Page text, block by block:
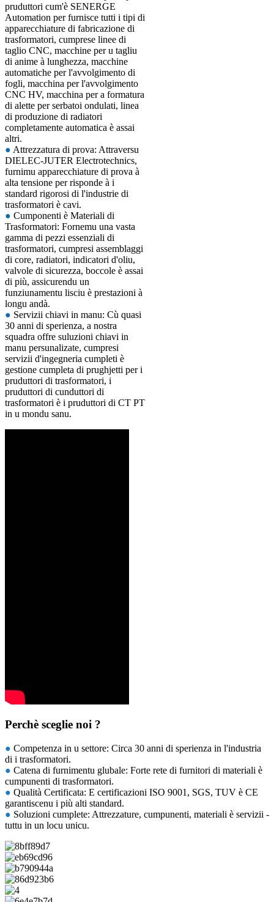
pruduttori cum'è SENERGE
Automation per furnisce tutti i tipi di
apparecchiature di fabricazione di
trasformatori, cumprese linee di
taglio CNC, macchine per u tagliu
di anime à lunghezza, macchine
automatiche per l'avvolgimento di
fogli, macchina per l'avvolgimento
CNC HV, macchina per a formatura
di alette per serbatoi ondulati, linea
di produzione di radiatori
completamente automatica è assai
altri.
● Attrezzatura di prova: Attraversu
DIELEC-JUTER Electrotechnics,
furnimu apparecchiature di prova à
alta tensione per risponde à i
standard rigorosi di l'industrie di
trasformatori è cavi.
● Cumponenti è Materiali di
Trasformatori: Fornemu una vasta
gamma di pezzi essenziali di
trasformatori, cumpresi assemblaggi
di core, radiatori, indicatori d'oliu,
valvole di sicurezza, boccole è assai
di più, assicurendu un
funziunamentu lisciu è prestazioni à
longu andà.
● Servizii chiavi in ​​manu: Cù quasi
30 anni di sperienza, a nostra
squadra offre suluzioni chiavi in ​​
manu persunalizate, cumpresi
servizii d'ingegneria cumpleti è
gestione cumpleta di prughjetti per i
pruduttori di trasformatori, i
pruduttori di cunduttori di
trasformatori è i pruduttori di CT PT
in u mondu sanu.
Perchè sceglie noi ?
● Competenza in u settore: Circa 30 anni di sperienza in l'industria
di i trasformatori.
● Catena di furnimentu glubale: Forte rete di furnitori di materiali è
cumpunenti di trasformatori.
● Qualità Certificata: E certificazioni ISO 9001, SGS, TUV è CE
garantiscenu i più alti standard.
● Soluzioni cumplete: Attrezzature, cumpunenti, materiali è servizii -
tuttu in un locu unicu.